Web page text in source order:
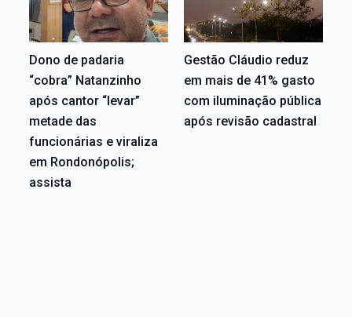
Dono de padaria
“cobra” Natanzinho
após cantor “levar”
metade das
funcionárias e viraliza
em Rondonópolis;
assista
Gestão Cláudio reduz
em mais de 41% gasto
com iluminação pública
após revisão cadastral